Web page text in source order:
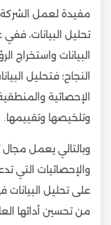
مفيدة لعمل
تحليل البيانات،
البيانات واستخراج
النجاح؛ فتحليل
الإحصائية
وتلخيصها وتقييمها.
وبالتالي يعمل مجال
والإحصائيات التي
على تحليل البيانات
من تحسين أدائها